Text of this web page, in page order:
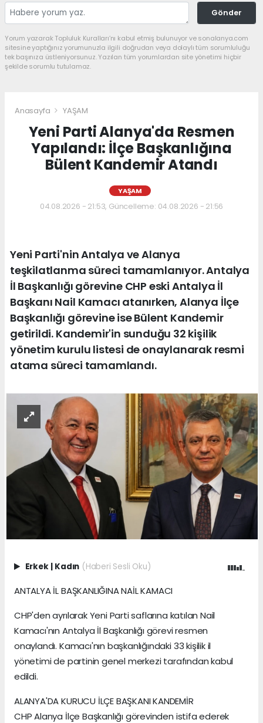
Gönder
Yorum yazarak Topluluk Kuralları’nı kabul etmiş bulunuyor ve sonalanya.com
sitesine yaptığınız yorumunuzla ilgili doğrudan veya dolaylı tüm sorumluluğu
tek başınıza üstleniyorsunuz. Yazılan tüm yorumlardan site yönetimi hiçbir
şekilde sorumlu tutulamaz.
Anasayfa YAŞAM
Yeni Parti Alanya'da Resmen
Yapılandı: İlçe Başkanlığına
Bülent Kandemir Atandı
YAŞAM
04.08.2026 - 21:53, Güncelleme: 04.08.2026 - 21:56
Yeni Parti'nin Antalya ve Alanya
teşkilatlanma süreci tamamlanıyor. Antalya
İl Başkanlığı görevine CHP eski Antalya İl
Başkanı Nail Kamacı atanırken, Alanya İlçe
Başkanlığı görevine ise Bülent Kandemir
getirildi. Kandemir'in sunduğu 32 kişilik
yönetim kurulu listesi de onaylanarak resmi
atama süreci tamamlandı.
Erkek | Kadın (Haberi Sesli Oku)
ANTALYA İL BAŞKANLIĞINA NAİL KAMACI
CHP'den ayrılarak Yeni Parti saflarına katılan Nail
Kamacı'nın Antalya İl Başkanlığı görevi resmen
onaylandı. Kamacı'nın başkanlığındaki 33 kişilik il
yönetimi de partinin genel merkezi tarafından kabul
edildi.
ALANYA'DA KURUCU İLÇE BAŞKANI KANDEMİR
CHP Alanya İlçe Başkanlığı görevinden istifa ederek